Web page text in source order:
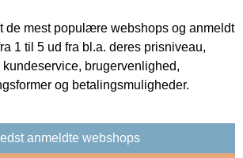
de mest populære webshops og anmeldt
1 til 5 ud fra bl.a. deres prisniveau,
brugervenlighed,
og betalingsmuligheder.
anmeldte webshops